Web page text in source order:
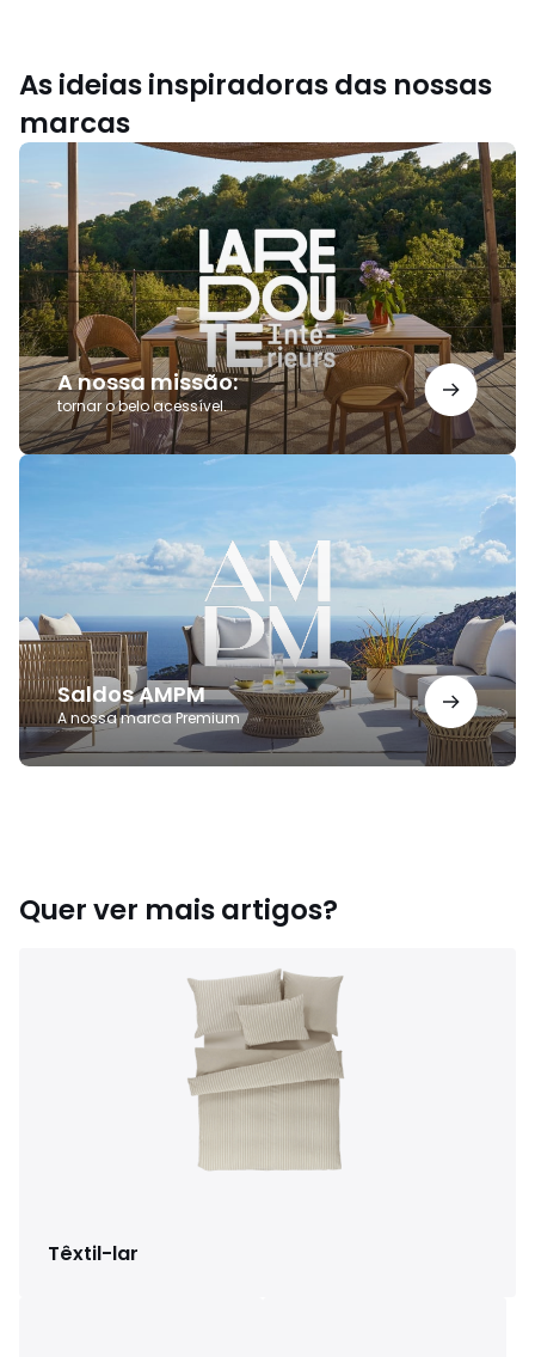
As ideias inspiradoras das nossas
marcas
A nossa missão:
tornar o belo acessível.
A
nossa
Saldos AMPM
A nossa marca Premium
Saldos
Quer ver mais artigos?
Têxtil-lar